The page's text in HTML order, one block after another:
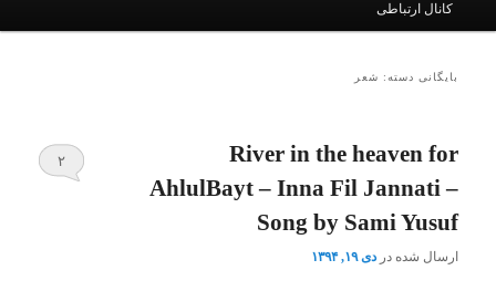
کانال ارتباطی
بایگانی دسته: شعر
River in the heaven for
AhlulBayt – Inna Fil Jannati –
Song by Sami Yusuf
ارسال شده دردی ۱۹, ۱۳۹۴
۲